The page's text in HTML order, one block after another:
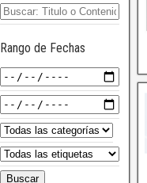
Rango de Fechas